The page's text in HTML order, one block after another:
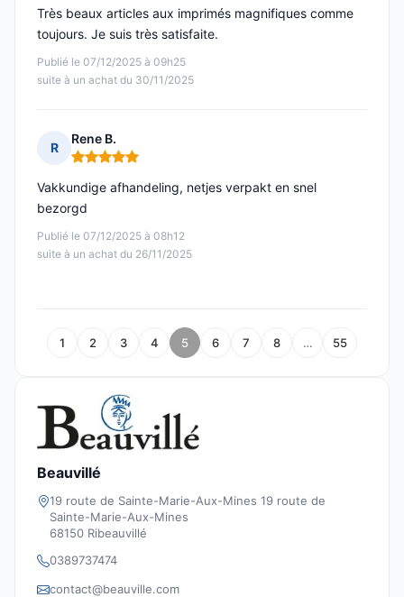
Publié le 07/12/2025 à 09h25
suite à un achat du 30/11/2025
Très beaux articles aux imprimés magnifiques comme
toujours. Je suis très satisfaite.
R
Rene B.
Note : 5 sur 5
Publié le 07/12/2025 à 08h12
suite à un achat du 26/11/2025
Vakkundige afhandeling, netjes verpakt en snel
bezorgd
1 2 3 4 5 6 7 8 … 55
Beauvillé
19 route de Sainte-Marie-Aux-Mines 19 route de
Sainte-Marie-Aux-Mines
68150 Ribeauvillé
0389737474
contact@beauville.com